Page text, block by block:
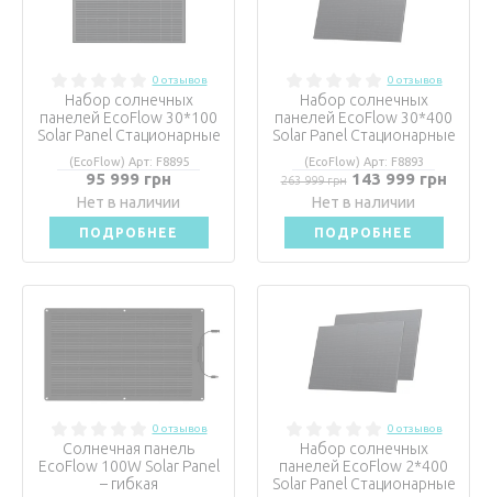
0 отзывов
Набор солнечных
панелей EcoFlow 30*100
Solar Panel Стационарные
(EcoFlow) Арт: F8895
95 999 грн
Нет в наличии
ПОДРОБНЕЕ
0 отзывов
Набор солнечных
панелей EcoFlow 30*400
Solar Panel Стационарные
(EcoFlow) Арт: F8893
263 999 грн143 999 грн
Нет в наличии
ПОДРОБНЕЕ
0 отзывов
Солнечная панель
EcoFlow 100W Solar Panel
– гибкая
0 отзывов
Набор солнечных
панелей EcoFlow 2*400
Solar Panel Стационарные